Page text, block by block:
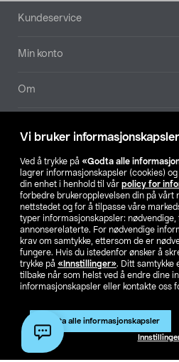
Vi bruker
Ved å trykke på «Godta alle
lagrer informasjonskapsler (cookies)
din enhet i henhold til vår policy for
forbedre brukeropplevelsen din på vårt
nettstedet og for å tilpasse våre
typer informasjonskapsler: nødvendige,
annonserelaterte. For nødvendige
krav om samtykke, ettersom de er
fungere. Hvis du istedenfor ønsker å
trykke på «Innstillinger». Ditt samtykke
tilbake når som helst ved å endre dine
informasjonskapsler eller kontakte oss
Godta alle informasjonskapsler
Bunntekst
Kundeservice
Min konto
Om
Våre selskaper
Finn din
SE NO
Privacy statement Medlemsvilkår
Endre til priser